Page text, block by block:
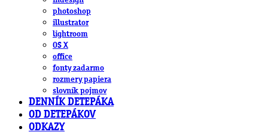
photoshop
illustrator
lightroom
OS X
office
fonty zadarmo
rozmery papiera
slovník pojmov
DENNÍK DETEPÁKA
OD DETEPÁKOV
ODKAZY